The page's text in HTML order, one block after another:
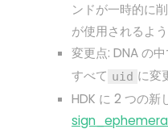
ンドが一時的に削
が使用されるよ
変更点: DNA の
すべて uid に変
HDK に 2 つの新